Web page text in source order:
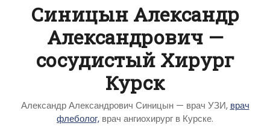
Синицын Александр
Александрович —
сосудистый Хирург
Курск
Александр Александрович Синицын — врач УЗИ, врач
флеболог, врач ангиохирург в Курске.